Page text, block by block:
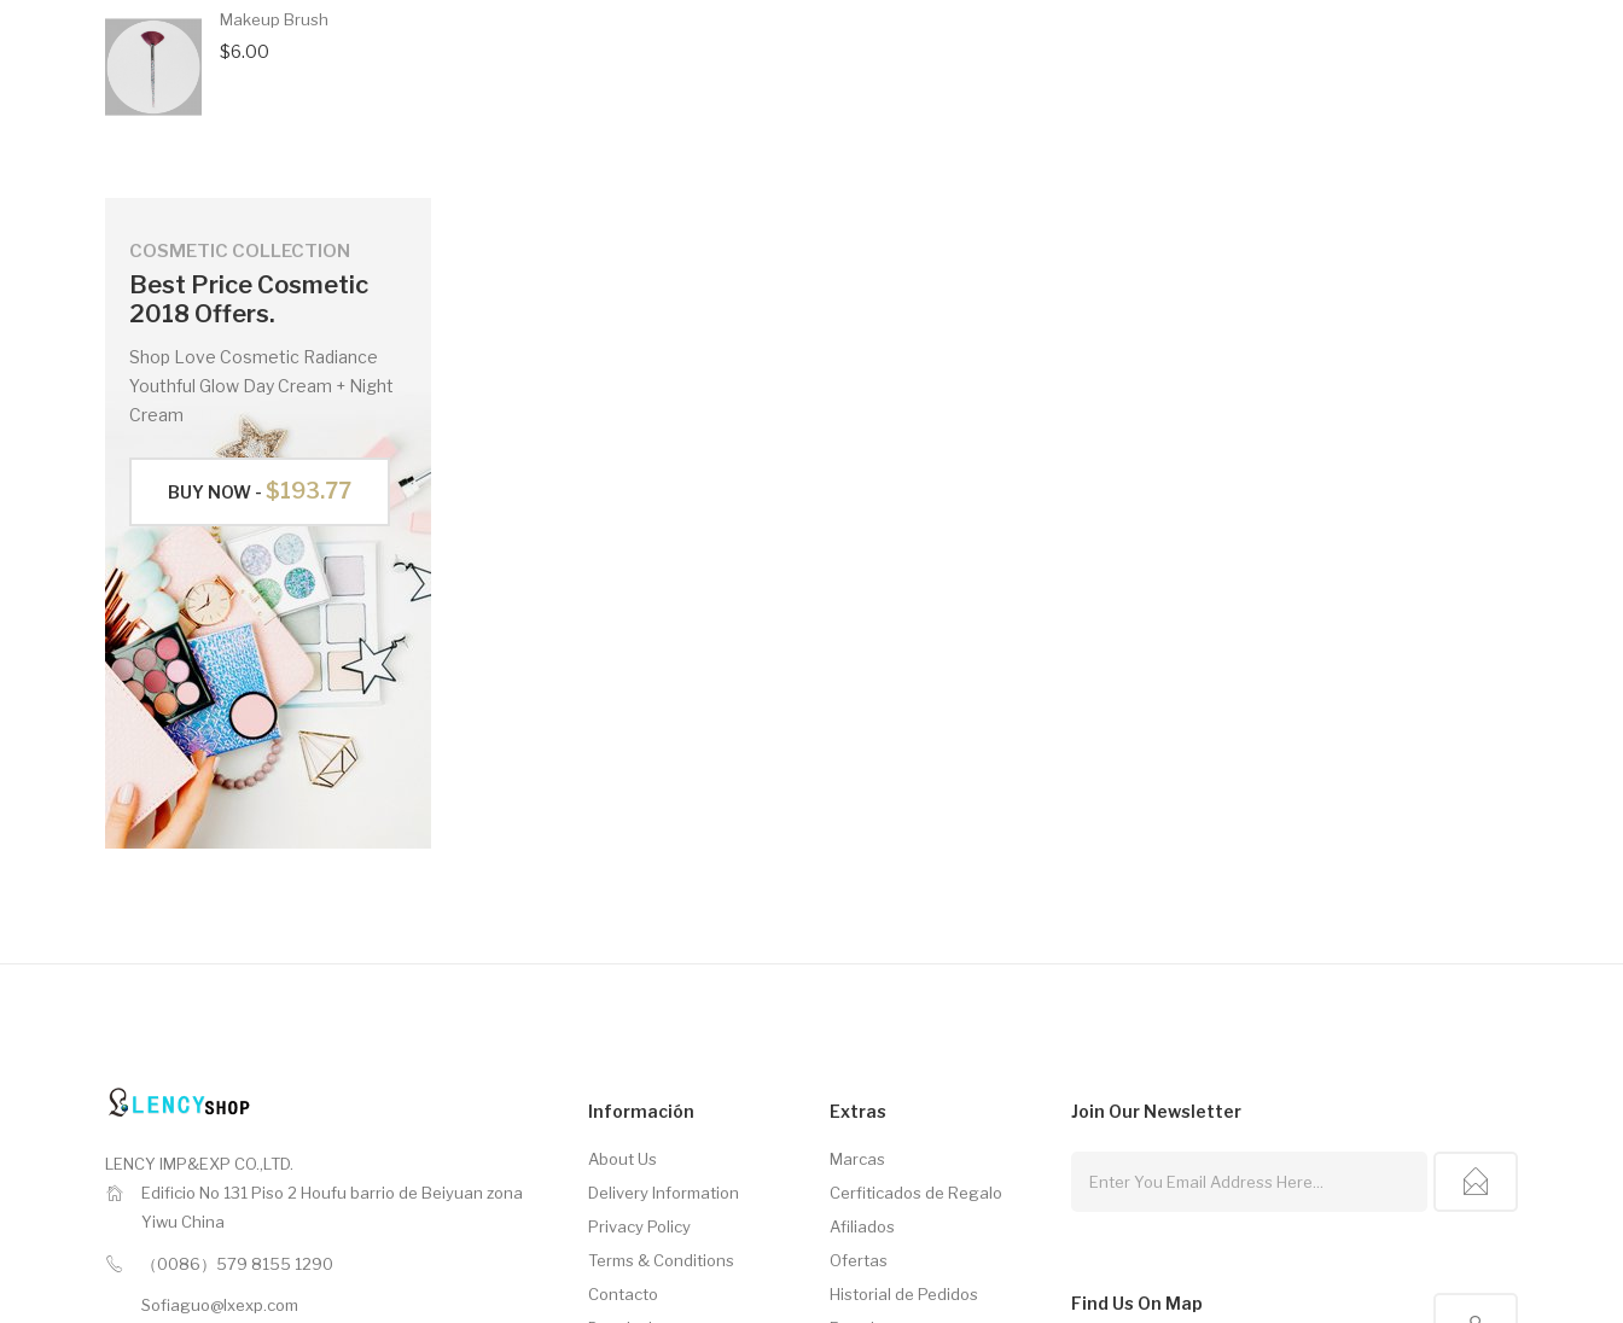
COSMETIC COLLECTION
Best Price Cosmetic
2018 Offers.
Shop Love Cosmetic Radiance
Youthful Glow Day Cream + Night
Cream
BUY NOW - $193.77
Makeup Brush
$6.00
LENCY IMP&EXP CO.,LTD.
Edificio No 131 Piso 2 Houfu barrio de Beiyuan zona
Yiwu China
（0086）579 8155 1290
Sofiaguo@lxexp.com
Información
About Us
Delivery Information
Privacy Policy
Terms & Conditions
Contacto
Extras
Marcas
Cerfiticados de Regalo
Afiliados
Ofertas
Historial de Pedidos
Join Our Newsletter
Find Us On Map